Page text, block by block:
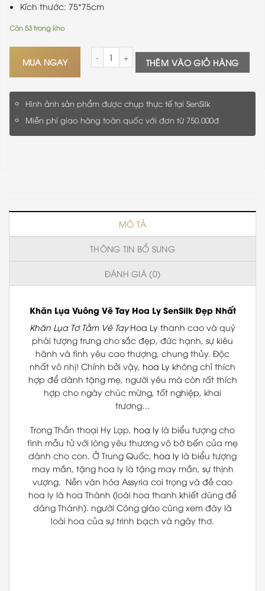
Kích thước: 75*75cm
Còn 53 trong kho
MUA NGAY
Khăn Lụa Vuông Vẽ Tay Hoa Ly SenSilk Đẹp
THÊM VÀO GIỎ HÀNG
Hình ảnh sản phẩm được chụp thực tế tại SenSilk
Miễn phí giao hàng toàn quốc với đơn từ 750.000đ
MÔ TẢ
THÔNG TIN BỔ SUNG
ĐÁNH GIÁ (0)
Khăn Lụa Vuông Vẽ Tay Hoa Ly SenSilkĐẹp Nhất
Khăn Lụa Tơ Tằm Vẽ TayHoa Ly thanh cao và quý
phái tượng trưng cho sắc đẹp, đức hạnh, sự kiêu
hãnh và tình yêu cao thượng, chung thủy. Độc
nhất vô nhị! Chính bởi vậy, hoa Ly không chỉ thích
hợp để dành tặng mẹ, người yêu mà còn rất thích
hợp cho ngày chúc mừng, tốt nghiệp, khai
trương…
Trong Thần thoại Hy Lạp, hoa ly là biểu tượng cho
tình mẫu tử với lòng yêu thương vô bờ bến của mẹ
dành cho con. Ở Trung Quốc, hoa ly là biểu tượng
may mắn, tặng hoa ly là tặng may mắn, sự thịnh
vượng. Nền văn hóa Assyria coi trọng và đề cao
hoa ly là hoa Thánh (loài hoa thanh khiết dùng để
dâng Thánh). người Công giáo cũng xem đây là
loài hoa của sự trinh bạch và ngây thơ.